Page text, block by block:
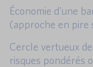
Économie d’une
(approche en pire
Cercle vertueux
risques pondérés